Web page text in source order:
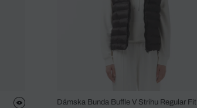
Dámska Bunda Buffle V Strihu Regular Fit